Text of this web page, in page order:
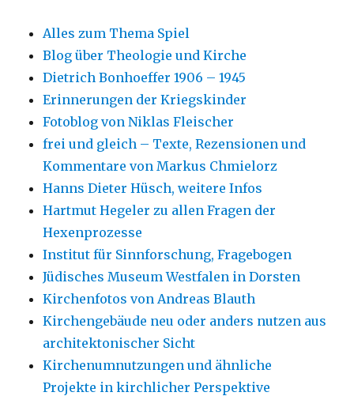
Alles zum Thema Spiel
Blog über Theologie und Kirche
Dietrich Bonhoeffer 1906 – 1945
Erinnerungen der Kriegskinder
Fotoblog von Niklas Fleischer
frei und gleich – Texte, Rezensionen und
Kommentare von Markus Chmielorz
Hanns Dieter Hüsch, weitere Infos
Hartmut Hegeler zu allen Fragen der
Hexenprozesse
Institut für Sinnforschung, Fragebogen
Jüdisches Museum Westfalen in Dorsten
Kirchenfotos von Andreas Blauth
Kirchengebäude neu oder anders nutzen aus
architektonischer Sicht
Kirchenumnutzungen und ähnliche
Projekte in kirchlicher Perspektive